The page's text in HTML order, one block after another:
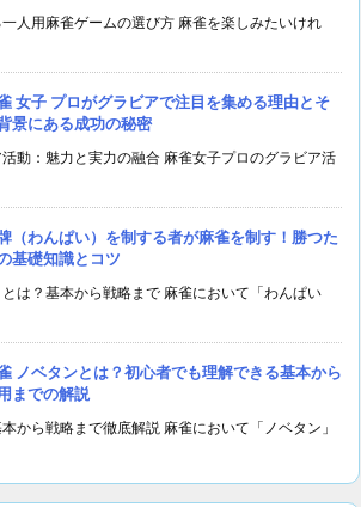
人用麻雀ゲームの選び方 麻雀を楽しみたいけれ
女子 プロがグラビアで注目を集める理由とそ
景にある成功の秘密
動：魅力と実力の融合 麻雀女子プロのグラビア活
（わんぱい）を制する者が麻雀を制す！勝つた
基礎知識とコツ
は？基本から戦略まで 麻雀において「わんぱい
ノベタンとは？初心者でも理解できる基本から
までの解説
から戦略まで徹底解説 麻雀において「ノベタン」